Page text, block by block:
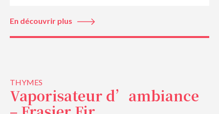
En découvrir plus
THYMES
Vaporisateur d’ambiance